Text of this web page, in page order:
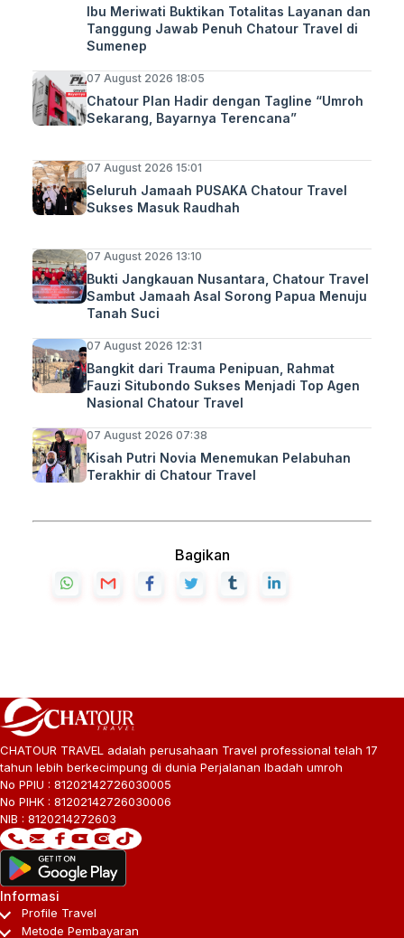
Ibu Meriwati Buktikan Totalitas Layanan dan
Tanggung Jawab Penuh Chatour Travel di
Sumenep
07 August 2026 18:05
Chatour Plan Hadir dengan Tagline “Umroh
Sekarang, Bayarnya Terencana”
07 August 2026 15:01
Seluruh Jamaah PUSAKA Chatour Travel
Sukses Masuk Raudhah
07 August 2026 13:10
Bukti Jangkauan Nusantara, Chatour Travel
Sambut Jamaah Asal Sorong Papua Menuju
Tanah Suci
07 August 2026 12:31
Bangkit dari Trauma Penipuan, Rahmat
Fauzi Situbondo Sukses Menjadi Top Agen
Nasional Chatour Travel
07 August 2026 07:38
Kisah Putri Novia Menemukan Pelabuhan
Terakhir di Chatour Travel
Bagikan
CHATOUR TRAVEL adalah perusahaan Travel professional telah 17
tahun lebih berkecimpung di dunia Perjalanan Ibadah umroh
No PPIU : 81202142726030005
No PIHK : 81202142726030006
NIB : 8120214272603
Informasi
Profile Travel
Metode Pembayaran